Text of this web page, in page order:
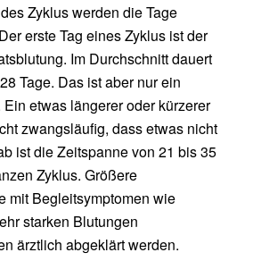
Zyklus werden die Tage
erste Tag eines Zyklus ist der
Im Durchschnitt dauert
Tage. Das ist aber nur ein
etwas längerer oder kürzerer
zwangsläufig, dass etwas nicht
ist die Zeitspanne von 21 bis 35
Zyklus. Größere
mit Begleitsymptomen wie
starken Blutungen
ärztlich abgeklärt werden.